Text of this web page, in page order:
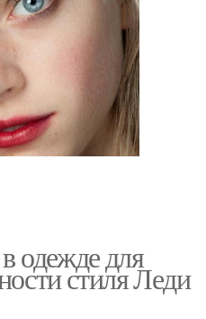
одежде для
стиля Леди